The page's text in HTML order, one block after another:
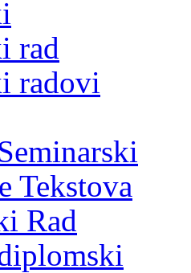
rad
radovi
Tekstova
Rad